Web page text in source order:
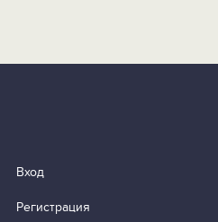
Вход
Регистрация